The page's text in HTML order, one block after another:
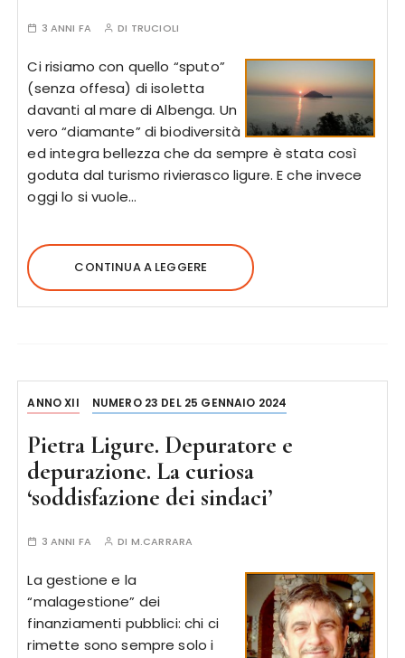
3 ANNI FA DI TRUCIOLI
Ci risiamo con quello “sputo”
(senza offesa) di isoletta
davanti al mare di Albenga. Un
vero “diamante” di biodiversità
ed integra bellezza che da sempre è stata così
goduta dal turismo rivierasco ligure. E che invece
oggi lo si vuole…
CONTINUA A LEGGERE
ANNO XII NUMERO 23 DEL 25 GENNAIO 2024
Pietra Ligure. Depuratore e
depurazione. La curiosa
‘soddisfazione dei sindaci’
3 ANNI FA DI M.CARRARA
La gestione e la
“malagestione” dei
finanziamenti pubblici: chi ci
rimette sono sempre solo i